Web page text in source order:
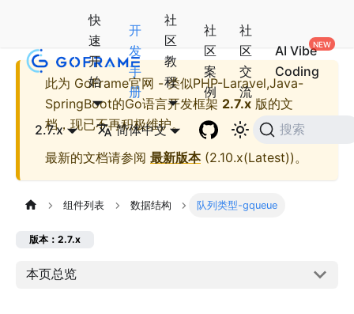
快
速
开
始
开
发
手
册
社
区
教
程
社
区
案
例
社
区
交
流
AI Vibe
Coding
2.7.x 简体中文 搜索
此为 GoFrame官网 - 类似PHP-Laravel,Java-
SpringBoot的Go语言开发框架 2.7.x 版的文
档，现已不再积极维护。
最新的文档请参阅 最新版本(2.10.x(Latest))。
组件列表 数据结构 队列类型-gqueue
版本：2.7.x
本页总览